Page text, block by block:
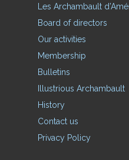
Les Archambault
Board of directors
Our activities
Membership
Bulletins
Illustrious Archambault
History
Contact us
Privacy Policy